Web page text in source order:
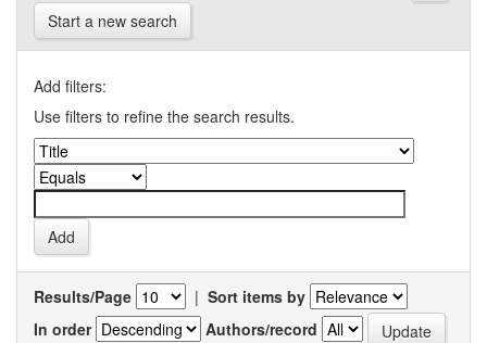
Start a new search
Add filters:
Use filters to refine the search results.
Results/Page | Sort items by
In order
Authors/record